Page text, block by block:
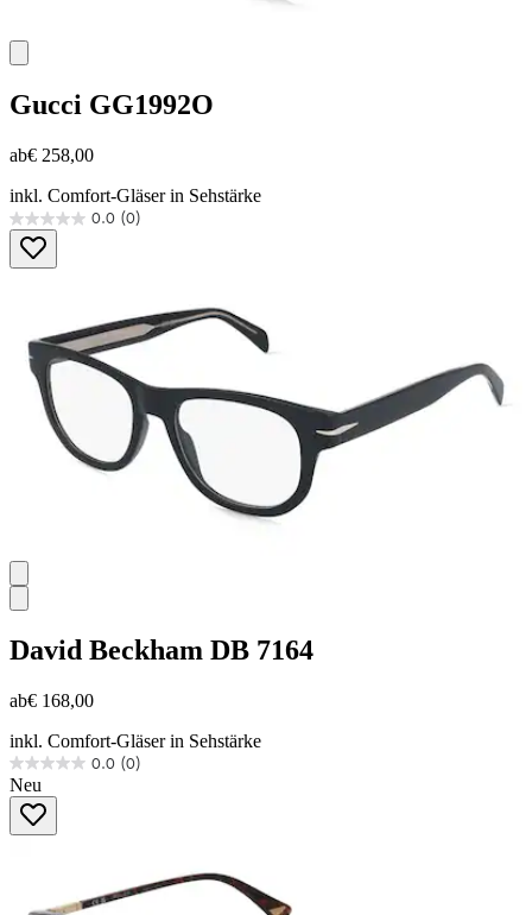
Gucci GG1992O
ab€ 258,00
inkl. Comfort-Gläser in Sehstärke
0.0 (0)
0.0
von
5
David Beckham DB 7164
ab€ 168,00
inkl. Comfort-Gläser in Sehstärke
0.0 (0)
0.0
von
Sternen.
Neu